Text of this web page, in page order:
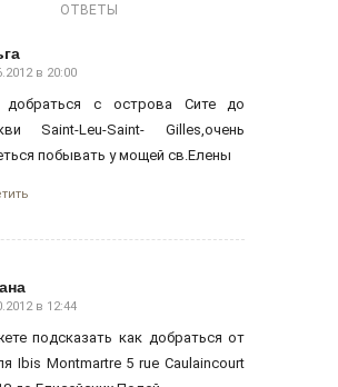
ОТВЕТЫ
в 20:00
добраться с острова Сите до
Saint-Leu-Saint- Gilles,очень
побывать у мощей св.Елены
в 12:44
подсказать как добраться от
Ibis Montmartre 5 rue Caulaincourt